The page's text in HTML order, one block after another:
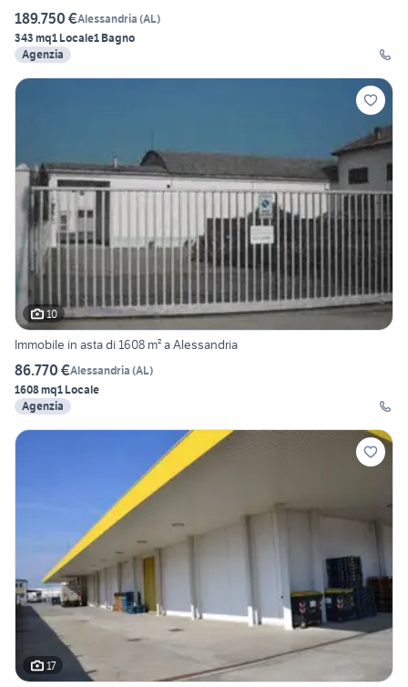
189.750 €Alessandria (AL)
343 mq1 Locale1 Bagno
Agenzia
10
Immobile in asta di 1608 m² a Alessandria
86.770 €Alessandria (AL)
1608 mq1 Locale
Agenzia
17